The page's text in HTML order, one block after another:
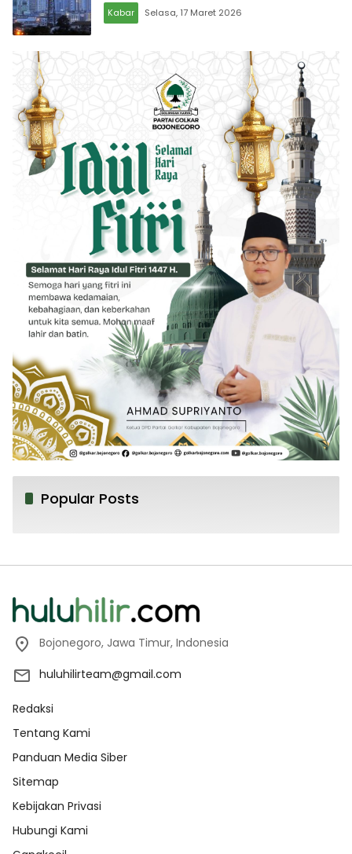
Kabar Selasa, 17 Maret 2026
Popular Posts
Bojonegoro, Jawa Timur, Indonesia
huluhilirteam@gmail.com
Redaksi
Tentang Kami
Panduan Media Siber
Sitemap
Kebijakan Privasi
Hubungi Kami